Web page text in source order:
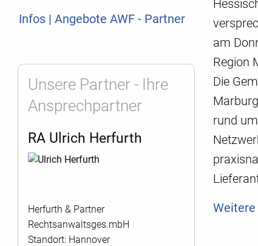
Infos | Angebote AWF - Partner
Unsere Partner - Ihre
Ansprechpartner
RA Ulrich Herfurth
Herfurth & Partner
Rechtsanwaltsges.mbH
Standort: Hannover
am
Region
Die
rund